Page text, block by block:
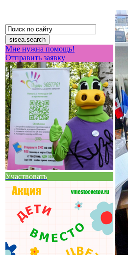
Мне нужна помощь!
Отправить заявку
Участвовать